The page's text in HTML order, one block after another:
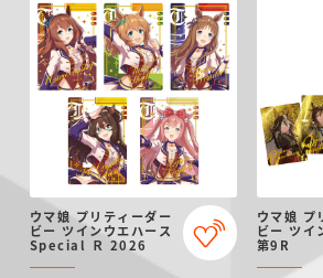
ウマ娘 プリティーダー
ビー ツインウエハース
Special Ｒ 2026
ウマ娘 プ
ビー ツイ
第9R